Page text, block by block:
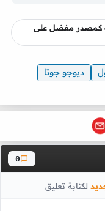
كمصدر مفضل على
ديوجو جوتا
0
لكتابة تعليق